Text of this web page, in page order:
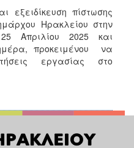
εξειδίκευση πίστωσης
Ηρακλείου στην
Απριλίου 2025 και
προκειμένου να
εργασίας στο